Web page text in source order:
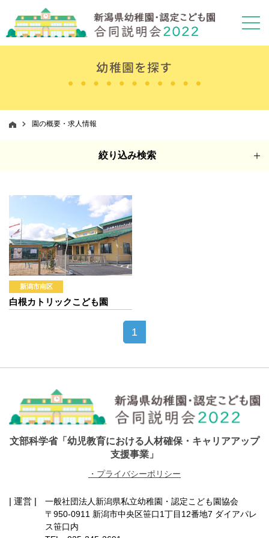
幼稚園を探す
園の概要・求人情報
絞り込み検索
新潟市南区
白根カトリックこども園
1
文部科学省「幼児教育における人材確保・キャリアアップ
支援事業」
・プライバシーポリシー
| 運営 |
一般社団法人新潟県私立幼稚園・認定こども園協会
〒950-0911 新潟市中央区笹口1丁目12番地7 ダイアパレ
ス笹口内